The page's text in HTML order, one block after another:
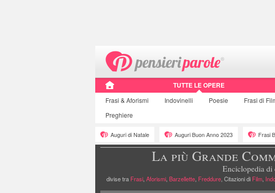
TUTTE LE OPERE
Frasi & Aforismi Indovinelli Poesie Frasi di
Preghiere
Auguri di Natale Auguri Buon Anno 2023 Frasi
La più Grande
Enciclopedia
divise tra Frasi, Aforismi, Barzellette, Freddure, Citazioni di Film,